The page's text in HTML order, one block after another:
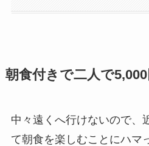
朝食付きで二人で
中々遠くへ行けないので、
て朝食を楽しむことにハマ